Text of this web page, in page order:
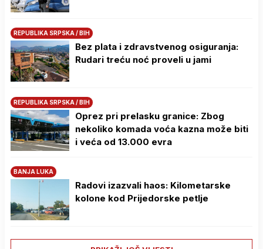
REPUBLIKA SRPSKA / BIH
Bez plata i zdravstvenog osiguranja:
Rudari treću noć proveli u jami
REPUBLIKA SRPSKA / BIH
Oprez pri prelasku granice: Zbog
nekoliko komada voća kazna može biti
i veća od 13.000 evra
BANJA LUKA
Radovi izazvali haos: Kilometarske
kolone kod Prijedorske petlje